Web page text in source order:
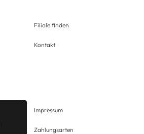
Filiale finden
Kontakt
Impressum
Zahlungsarten